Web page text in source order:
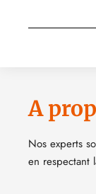
A
Nos experts
en respectant